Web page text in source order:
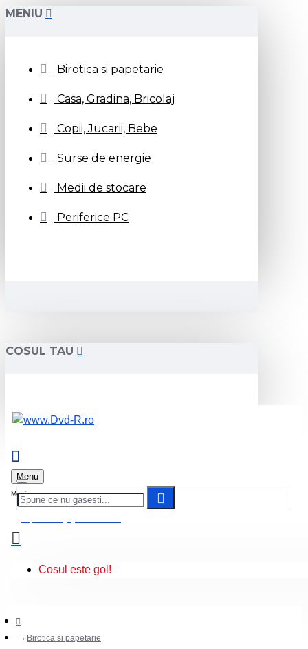
MENIU
Birotica si papetarie
Casa, Gradina, Bricolaj
Copii, Jucarii, Bebe
Surse de energie
Medii de stocare
Periferice PC
COSUL TAU
Menu
Cosul este gol!
Birotica si papetarie